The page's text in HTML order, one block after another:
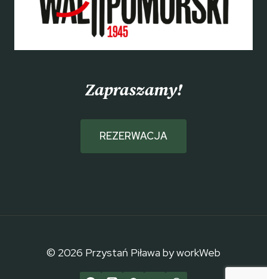
Zapraszamy!
REZERWACJA
© 2026 Przystań Piława by workWeb